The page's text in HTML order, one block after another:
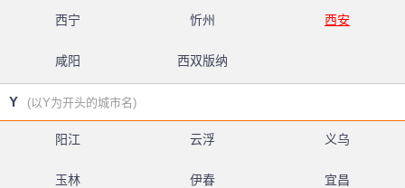
西宁 忻州 西安
咸阳 西双版纳
Y (以Y为开头的城市名)
阳江 云浮 义乌
玉林 伊春 宜昌